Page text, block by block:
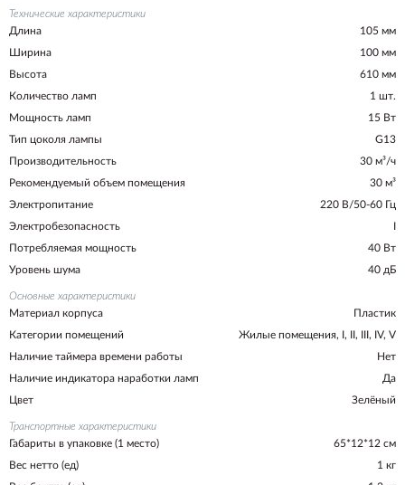
Технические характеристики
Длина
105 мм
Ширина
100 мм
Высота
610 мм
Количество ламп
1 шт.
Мощность ламп
15 Вт
Тип цоколя лампы
G13
Производительность
30 м³/ч
Рекомендуемый объем помещения
30 м³
Электропитание
220 В/50-60 Гц
Электробезопасность
Потребляемая мощность
40 Вт
Уровень шума
40 дБ
Основные характеристики
Материал корпуса
Пластик
Категории помещений
Жилые помещения, I, II, III, IV, V
Наличие таймера времени работы
Нет
Наличие индикатора наработки ламп
Да
Цвет
Зелёный
Транспортные характеристики
Габариты в упаковке (1 место)
65*12*12 см
Вес нетто (ед)
1 кг